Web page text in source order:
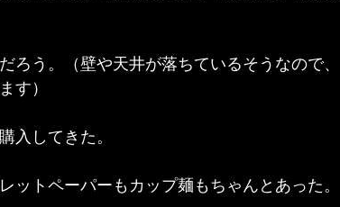
ろう。（壁や天井が落ちているそうなので、
す）
入してきた。
ットペーパーもカップ麺もちゃんとあった。